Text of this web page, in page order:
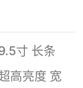
寸 长条
高亮度 宽